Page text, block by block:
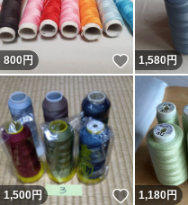
800円 いいね！
1,580円
1,500円 いいね！
1,180円